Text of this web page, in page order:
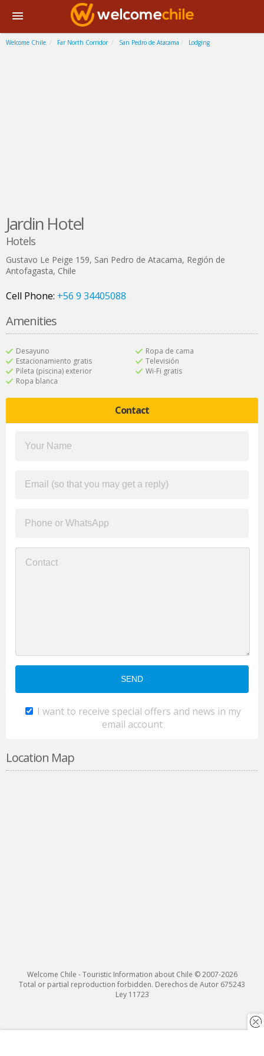
Welcome Chile Far North Corridor San Pedro de Atacama Lodging
Jardin Hotel
Hotels
Gustavo Le Peige 159, San Pedro de Atacama, Región de
Antofagasta, Chile
Cell Phone: +56 9 34405088
Amenities
Desayuno
Estacionamiento gratis
Pileta (piscina) exterior
Ropa blanca
Ropa de cama
Televisión
Wi-Fi gratis
Contact
I want to receive special offers and news in my
email account
Location Map
Welcome Chile - Touristic Information about Chile © 2007-2026
Total or partial reproduction forbidden. Derechos de Autor 675243
Ley 11723